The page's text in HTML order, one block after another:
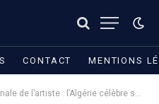
CONTACT MENTIONS
de l’artiste : l’Algérie célèbre ses artistes